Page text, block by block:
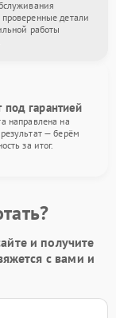
детали
работы
под гарантией
направлена на
— берём
за итог.
и получите
с вами и